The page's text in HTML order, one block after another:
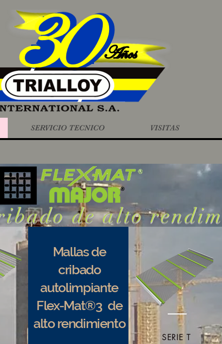
SERVICIO TECNICO VISITAS
de alto
Mallas de
cribado
autolimpiante
Flex-Mat®3 de
alto rendimiento
SERIE T